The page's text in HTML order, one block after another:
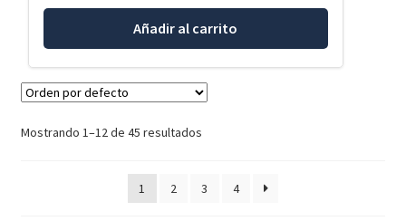
Añadir al carrito
Mostrando 1–12 de 45 resultados
1 2 3 4